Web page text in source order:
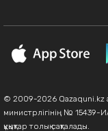
© 2009-2026 Qazaquni.kz
министрлігінің № 15439-ИА
құқықтар толық сақталады.